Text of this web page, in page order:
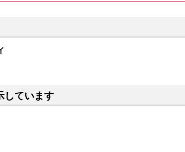
しています